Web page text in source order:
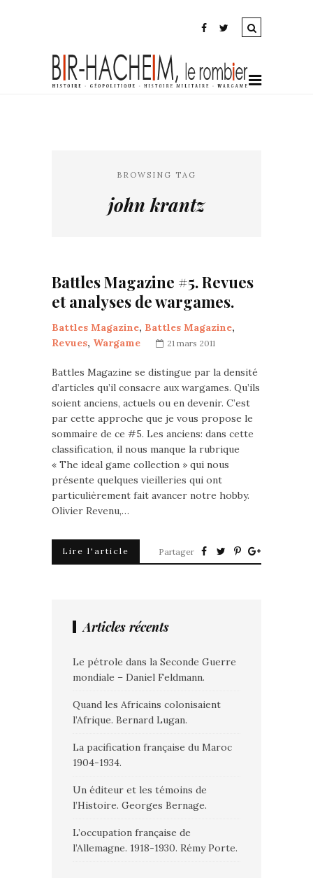
BROWSING TAG
john krantz
Battles Magazine #5. Revues
et analyses de wargames.
Battles Magazine, Battles Magazine,
Revues, Wargame 21 mars 2011
Battles Magazine se distingue par la densité
d’articles qu’il consacre aux wargames. Qu’ils
soient anciens, actuels ou en devenir. C’est
par cette approche que je vous propose le
sommaire de ce #5. Les anciens: dans cette
classification, il nous manque la rubrique
« The ideal game collection » qui nous
présente quelques vieilleries qui ont
particulièrement fait avancer notre hobby.
Olivier Revenu,…
Lire l'article Partager
Articles récents
Le pétrole dans la Seconde Guerre
mondiale – Daniel Feldmann.
Quand les Africains colonisaient
l’Afrique. Bernard Lugan.
La pacification française du Maroc
1904-1934.
Un éditeur et les témoins de
l’Histoire. Georges Bernage.
L’occupation française de
l’Allemagne. 1918-1930. Rémy Porte.